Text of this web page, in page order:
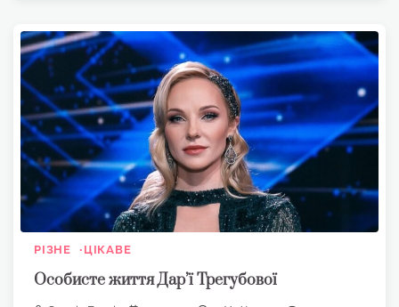
РІЗНЕ ЦІКАВЕ
Особисте життя Дар’ї Трегубової